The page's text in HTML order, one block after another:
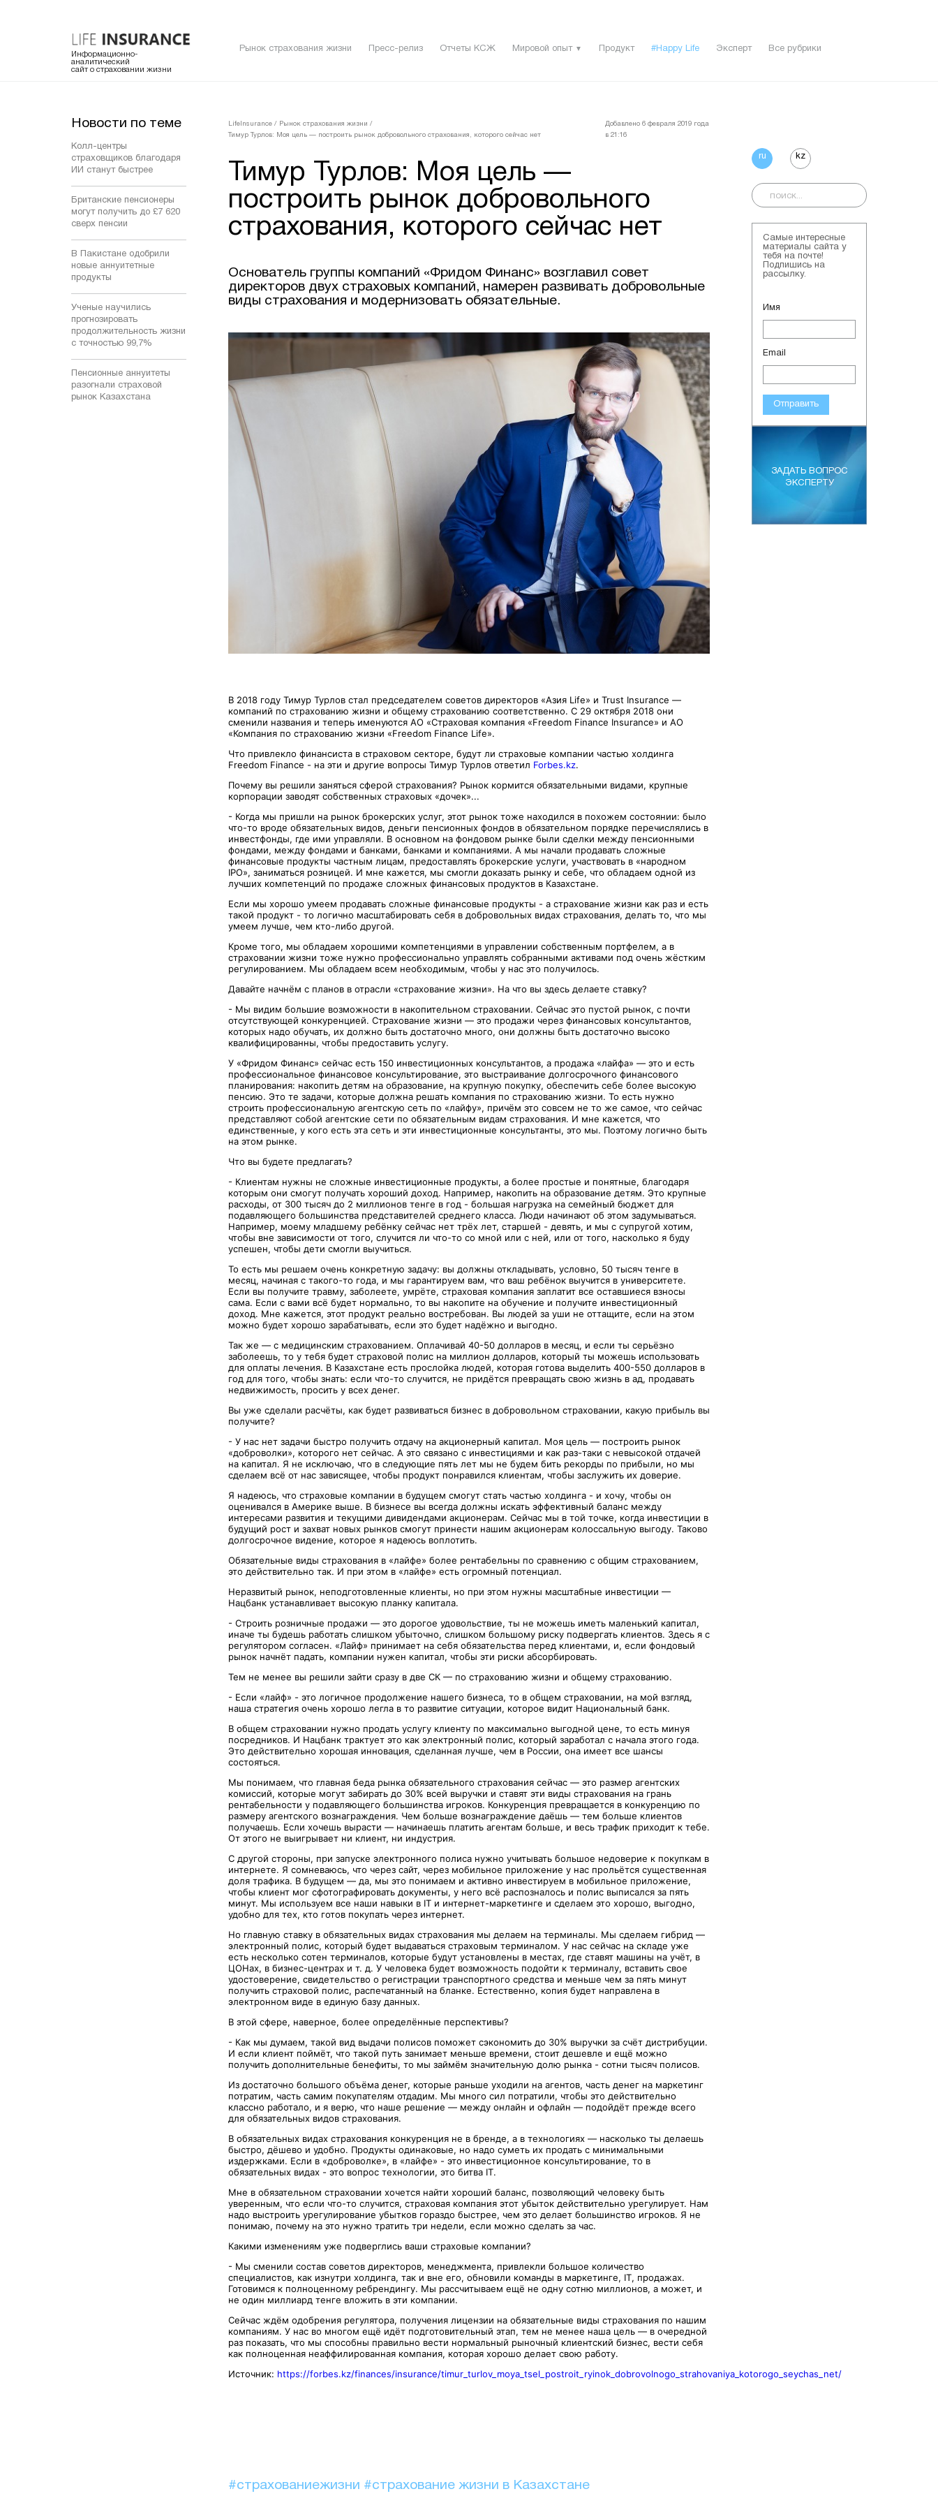
Информационно-
аналитический
сайт о страховании жизни
Рынок страхования жизни Пресс-релиз Отчеты КСЖ Мировой опыт ▼ Продукт #Happy Life Эксперт Все рубрики
Новости по теме
Колл-центры
страховщиков благодаря
ИИ станут быстрее
Британские пенсионеры
могут получить до £7 620
сверх пенсии
В Пакистане одобрили
новые аннуитетные
продукты
Ученые научились
прогнозировать
продолжительность жизни
с точностью 99,7%
Пенсионные аннуитеты
разогнали страховой
рынок Казахстана
LifeInsurance / Рынок страхования жизни /
Тимур Турлов: Моя цель — построить рынок добровольного страхования, которого сейчас нет
Добавлено 6 февраля 2019 года
в 21:16
Тимур Турлов: Моя цель —
построить рынок добровольного
страхования, которого сейчас нет
Основатель группы компаний «Фридом Финанс» возглавил совет
директоров двух страховых компаний, намерен развивать добровольные
виды страхования и модернизовать обязательные.
В 2018 году Тимур Турлов стал председателем советов директоров «Азия Life» и Trust Insurance —
компаний по страхованию жизни и общему страхованию соответственно. С 29 октября 2018 они
сменили названия и теперь именуются АО «Страховая компания «Freedom Finance Insurance» и АО
«Компания по страхованию жизни «Freedom Finance Life».
Что привлекло финансиста в страховом секторе, будут ли страховые компании частью холдинга
Freedom Finance - на эти и другие вопросы Тимур Турлов ответил Forbes.kz.
Почему вы решили заняться сферой страхования? Рынок кормится обязательными видами, крупные
корпорации заводят собственных страховых «дочек»...
- Когда мы пришли на рынок брокерских услуг, этот рынок тоже находился в похожем состоянии: было
что-то вроде обязательных видов, деньги пенсионных фондов в обязательном порядке перечислялись в
инвестфонды, где ими управляли. В основном на фондовом рынке были сделки между пенсионными
фондами, между фондами и банками, банками и компаниями. А мы начали продавать сложные
финансовые продукты частным лицам, предоставлять брокерские услуги, участвовать в «народном
IPO», заниматься розницей. И мне кажется, мы смогли доказать рынку и себе, что обладаем одной из
лучших компетенций по продаже сложных финансовых продуктов в Казахстане.
Если мы хорошо умеем продавать сложные финансовые продукты - а страхование жизни как раз и есть
такой продукт - то логично масштабировать себя в добровольных видах страхования, делать то, что мы
умеем лучше, чем кто-либо другой.
Кроме того, мы обладаем хорошими компетенциями в управлении собственным портфелем, а в
страховании жизни тоже нужно профессионально управлять собранными активами под очень жёстким
регулированием. Мы обладаем всем необходимым, чтобы у нас это получилось.
Давайте начнём с планов в отрасли «страхование жизни». На что вы здесь делаете ставку?
- Мы видим большие возможности в накопительном страховании. Сейчас это пустой рынок, с почти
отсутствующей конкуренцией. Страхование жизни — это продажи через финансовых консультантов,
которых надо обучать, их должно быть достаточно много, они должны быть достаточно высоко
квалифицированны, чтобы предоставить услугу.
У «Фридом Финанс» сейчас есть 150 инвестиционных консультантов, а продажа «лайфа» — это и есть
профессиональное финансовое консультирование, это выстраивание долгосрочного финансового
планирования: накопить детям на образование, на крупную покупку, обеспечить себе более высокую
пенсию. Это те задачи, которые должна решать компания по страхованию жизни. То есть нужно
строить профессиональную агентскую сеть по «лайфу», причём это совсем не то же самое, что сейчас
представляют собой агентские сети по обязательным видам страхования. И мне кажется, что
единственные, у кого есть эта сеть и эти инвестиционные консультанты, это мы. Поэтому логично быть
на этом рынке.
Что вы будете предлагать?
- Клиентам нужны не сложные инвестиционные продукты, а более простые и понятные, благодаря
которым они смогут получать хороший доход. Например, накопить на образование детям. Это крупные
расходы, от 300 тысяч до 2 миллионов тенге в год - большая нагрузка на семейный бюджет для
подавляющего большинства представителей среднего класса. Люди начинают об этом задумываться.
Например, моему младшему ребёнку сейчас нет трёх лет, старшей - девять, и мы с супругой хотим,
чтобы вне зависимости от того, случится ли что-то со мной или с ней, или от того, насколько я буду
успешен, чтобы дети смогли выучиться.
То есть мы решаем очень конкретную задачу: вы должны откладывать, условно, 50 тысяч тенге в
месяц, начиная с такого-то года, и мы гарантируем вам, что ваш ребёнок выучится в университете.
Если вы получите травму, заболеете, умрёте, страховая компания заплатит все оставшиеся взносы
сама. Если с вами всё будет нормально, то вы накопите на обучение и получите инвестиционный
доход. Мне кажется, этот продукт реально востребован. Вы людей за уши не оттащите, если на этом
можно будет хорошо зарабатывать, если это будет надёжно и выгодно.
Так же — с медицинским страхованием. Оплачивай 40-50 долларов в месяц, и если ты серьёзно
заболеешь, то у тебя будет страховой полис на миллион долларов, который ты можешь использовать
для оплаты лечения. В Казахстане есть прослойка людей, которая готова выделить 400-550 долларов в
год для того, чтобы знать: если что-то случится, не придётся превращать свою жизнь в ад, продавать
недвижимость, просить у всех денег.
Вы уже сделали расчёты, как будет развиваться бизнес в добровольном страховании, какую прибыль вы
получите?
- У нас нет задачи быстро получить отдачу на акционерный капитал. Моя цель — построить рынок
«доброволки», которого нет сейчас. А это связано с инвестициями и как раз-таки с невысокой отдачей
на капитал. Я не исключаю, что в следующие пять лет мы не будем бить рекорды по прибыли, но мы
сделаем всё от нас зависящее, чтобы продукт понравился клиентам, чтобы заслужить их доверие.
Я надеюсь, что страховые компании в будущем смогут стать частью холдинга - и хочу, чтобы он
оценивался в Америке выше. В бизнесе вы всегда должны искать эффективный баланс между
интересами развития и текущими дивидендами акционерам. Сейчас мы в той точке, когда инвестиции в
будущий рост и захват новых рынков смогут принести нашим акционерам колоссальную выгоду. Таково
долгосрочное видение, которое я надеюсь воплотить.
Обязательные виды страхования в «лайфе» более рентабельны по сравнению с общим страхованием,
это действительно так. И при этом в «лайфе» есть огромный потенциал.
Неразвитый рынок, неподготовленные клиенты, но при этом нужны масштабные инвестиции —
Нацбанк устанавливает высокую планку капитала.
- Строить розничные продажи — это дорогое удовольствие, ты не можешь иметь маленький капитал,
иначе ты будешь работать слишком убыточно, слишком большому риску подвергать клиентов. Здесь я с
регулятором согласен. «Лайф» принимает на себя обязательства перед клиентами, и, если фондовый
рынок начнёт падать, компании нужен капитал, чтобы эти риски абсорбировать.
Тем не менее вы решили зайти сразу в две СК — по страхованию жизни и общему страхованию.
- Если «лайф» - это логичное продолжение нашего бизнеса, то в общем страховании, на мой взгляд,
наша стратегия очень хорошо легла в то развитие ситуации, которое видит Национальный банк.
В общем страховании нужно продать услугу клиенту по максимально выгодной цене, то есть минуя
посредников. И Нацбанк трактует это как электронный полис, который заработал с начала этого года.
Это действительно хорошая инновация, сделанная лучше, чем в России, она имеет все шансы
состояться.
Мы понимаем, что главная беда рынка обязательного страхования сейчас — это размер агентских
комиссий, которые могут забирать до 30% всей выручки и ставят эти виды страхования на грань
рентабельности у подавляющего большинства игроков. Конкуренция превращается в конкуренцию по
размеру агентского вознаграждения. Чем больше вознаграждение даёшь — тем больше клиентов
получаешь. Если хочешь вырасти — начинаешь платить агентам больше, и весь трафик приходит к тебе.
От этого не выигрывает ни клиент, ни индустрия.
С другой стороны, при запуске электронного полиса нужно учитывать большое недоверие к покупкам в
интернете. Я сомневаюсь, что через сайт, через мобильное приложение у нас прольётся существенная
доля трафика. В будущем — да, мы это понимаем и активно инвестируем в мобильное приложение,
чтобы клиент мог сфотографировать документы, у него всё распозналось и полис выписался за пять
минут. Мы используем все наши навыки в IT и интернет-маркетинге и сделаем это хорошо, выгодно,
удобно для тех, кто готов покупать через интернет.
Но главную ставку в обязательных видах страхования мы делаем на терминалы. Мы сделаем гибрид —
электронный полис, который будет выдаваться страховым терминалом. У нас сейчас на складе уже
есть несколько сотен терминалов, которые будут установлены в местах, где ставят машины на учёт, в
ЦОНах, в бизнес-центрах и т. д. У человека будет возможность подойти к терминалу, вставить свое
удостоверение, свидетельство о регистрации транспортного средства и меньше чем за пять минут
получить страховой полис, распечатанный на бланке. Естественно, копия будет направлена в
электронном виде в единую базу данных.
В этой сфере, наверное, более определённые перспективы?
- Как мы думаем, такой вид выдачи полисов поможет сэкономить до 30% выручки за счёт дистрибуции.
И если клиент поймёт, что такой путь занимает меньше времени, стоит дешевле и ещё можно
получить дополнительные бенефиты, то мы займём значительную долю рынка - сотни тысяч полисов.
Из достаточно большого объёма денег, которые раньше уходили на агентов, часть денег на маркетинг
потратим, часть самим покупателям отдадим. Мы много сил потратили, чтобы это действительно
классно работало, и я верю, что наше решение — между онлайн и офлайн — подойдёт прежде всего
для обязательных видов страхования.
В обязательных видах страхования конкуренция не в бренде, а в технологиях — насколько ты делаешь
быстро, дёшево и удобно. Продукты одинаковые, но надо суметь их продать с минимальными
издержками. Если в «доброволке», в «лайфе» - это инвестиционное консультирование, то в
обязательных видах - это вопрос технологии, это битва IT.
Мне в обязательном страховании хочется найти хороший баланс, позволяющий человеку быть
уверенным, что если что-то случится, страховая компания этот убыток действительно урегулирует. Нам
надо выстроить урегулирование убытков гораздо быстрее, чем это делает большинство игроков. Я не
понимаю, почему на это нужно тратить три недели, если можно сделать за час.
Какими изменениям уже подверглись ваши страховые компании?
- Мы сменили состав советов директоров, менеджмента, привлекли большое количество
специалистов, как изнутри холдинга, так и вне его, обновили команды в маркетинге, IT, продажах.
Готовимся к полноценному ребрендингу. Мы рассчитываем ещё не одну сотню миллионов, а может, и
не один миллиард тенге вложить в эти компании.
Сейчас ждём одобрения регулятора, получения лицензии на обязательные виды страхования по нашим
компаниям. У нас во многом ещё идёт подготовительный этап, тем не менее наша цель — в очередной
раз показать, что мы способны правильно вести нормальный рыночный клиентский бизнес, вести себя
как полноценная неаффилированная компания, которая хорошо делает свою работу.
Источник: https://forbes.kz/finances/insurance/timur_turlov_moya_tsel_postroit_ryinok_dobrovolnogo_strahovaniya_kotorogo_seychas_net/
#страхованиежизни #страхование жизни в Казахстане
ru kz
Самые интересные
материалы сайта у
тебя на почте!
Подпишись на
рассылку.
Имя
Email
Отправить
ЗАДАТЬ ВОПРОС
ЭКСПЕРТУ